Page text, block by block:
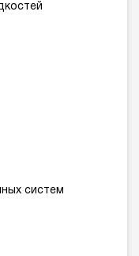
систем